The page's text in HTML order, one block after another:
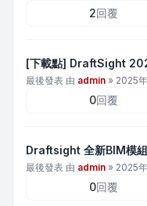
2回覆
[下載點] DraftSight
最後發表 由 admin » 2025
0回覆
Draftsight 全新BIM模
最後發表 由 admin » 2025
0回覆